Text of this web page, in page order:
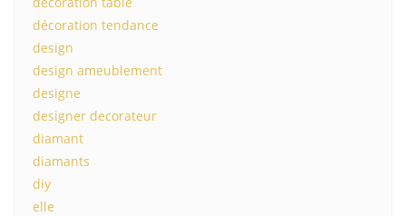
décoration tendance
design
design ameublement
designe
designer decorateur
diamant
diamants
diy
elle